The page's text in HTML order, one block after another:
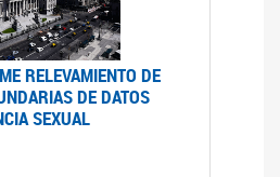
RELEVAMIENTO DE
DE DATOS
SEXUAL